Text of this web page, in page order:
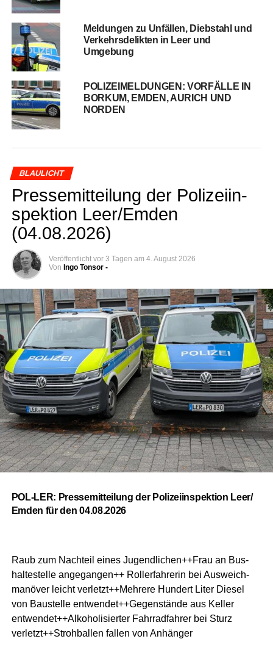
Mel­dun­gen zu Unfäl­len, Dieb­stahl und
Ver­kehrs­de­lik­ten in Leer und
Umgebung
POLIZEIMELDUNGEN: VORFÄLLE IN
BORKUM, EMDEN, AURICH UND
NORDEN
BLAULICHT
Pres­se­mit­tei­lung der Poli­zei­in­
spek­ti­on Leer/Emden
(04.08.2026)
Veröffentlicht vor 3 Tagen am 4. August 2026
Von Ingo Tonsor -
POL-LER: Pres­se­mit­tei­lung der Poli­zei­in­spek­ti­on Leer/
Emden für den 04.08.2026
Raub zum Nach­teil eines Jugendlichen++Frau an Bus­
hal­te­stel­le ange­gan­gen++ Rol­ler­fah­re­rin bei Aus­weich­
ma­nö­ver leicht verletzt++Mehrere Hun­dert Liter Die­sel
von Bau­stel­le entwendet++Gegenstände aus Kel­ler
entwendet++Alkoholisierter Fahr­rad­fah­rer bei Sturz
verletzt++Strohballen fal­len von Anhänger